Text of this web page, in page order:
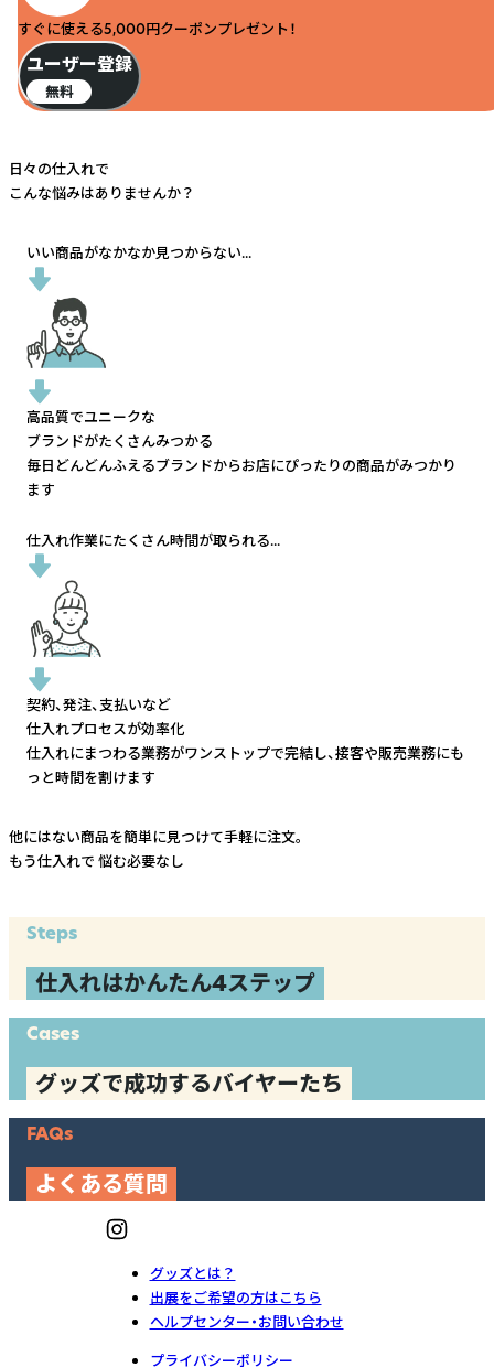
すぐに使える5,000円クーポンプレゼント！
ユーザー登録
無料
日々の仕入れで
こんな悩みはありませんか？
いい商品がなかなか見つからない...
高品質でユニークな
ブランドがたくさんみつかる
毎日どんどんふえるブランドからお店にぴったりの商品がみつかり
ます
仕入れ作業にたくさん時間が取られる...
契約、発注、支払いなど
仕入れプロセスが効率化
仕入れにまつわる業務がワンストップで完結し、接客や販売業務にも
っと時間を割けます
他にはない商品を簡単に見つけて手軽に注文。
もう仕入れで 悩む必要なし
Steps
仕入れはかんたん4ステップ
Cases
グッズで成功するバイヤーたち
FAQs
よくある質問
グッズとは？
出展をご希望の方はこちら
ヘルプセンター・お問い合わせ
プライバシーポリシー